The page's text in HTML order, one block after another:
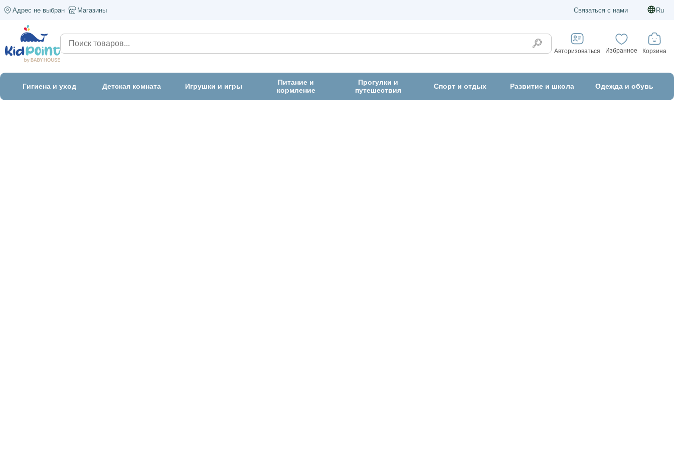
Адрес не выбран Магазины Связаться с нами Ru
Авторизоваться Избранное Корзина
Гигиена и уход Детская комната Игрушки и игры
Питание и
кормление
Прогулки и
путешествия
Спорт и отдых Развитие и школа Одежда и обувь